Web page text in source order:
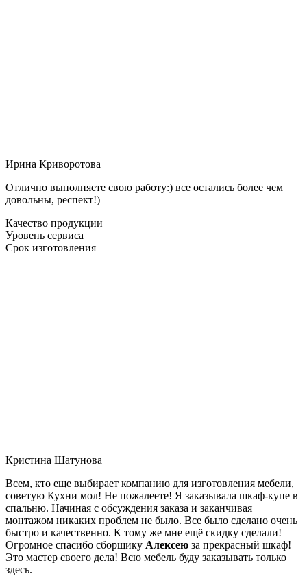
Ирина Криворотова
Отлично выполняете свою работу:) все остались более чем
довольны, респект!)
Качество продукции
Уровень сервиса
Срок изготовления
Кристина Шатунова
Всем, кто еще выбирает компанию для изготовления мебели,
советую Кухни мол! Не пожалеете! Я заказывала шкаф-купе в
спальню. Начиная с обсуждения заказа и заканчивая
монтажом никаких проблем не было. Все было сделано очень
быстро и качественно. К тому же мне ещё скидку сделали!
Огромное спасибо сборщику Алексею за прекрасный шкаф!
Это мастер своего дела! Всю мебель буду заказывать только
здесь.